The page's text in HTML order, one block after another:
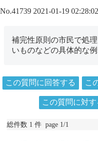
No.41739 2021-01-19 02:28:02
補完性原則の市民で処
いものなどの具体的な
この質問に回答する こ
この質問に対
総件数 1 件 page 1/1